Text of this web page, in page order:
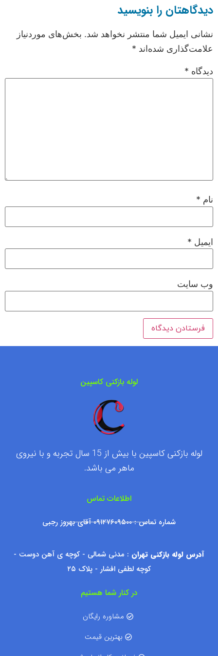
دیدگاهتان را بنویسید
نشانی ایمیل شما منتشر نخواهد شد. بخش‌های موردنیاز
علامت‌گذاری شده‌اند *
دیدگاه *
نام *
ایمیل *
وب‌ سایت
لوله بازکنی کاسپین
لوله بازکنی کاسپین با بیش از 15 سال تجربه و با نیروی
ماهر می باشد.
اطلاعات تماس
شماره تماس : ۰۹۱۲۷۶۰۹۵۰۰ آقای بهروز رجبی
آدرس لوله بازکنی تهران : مدنی شمالی - کوچه ی آهن دوست -
کوچه لطفی افشار - پلاک ۲۵
در کنار شما هستیم
مشاوره رایگان
بهترین قیمت